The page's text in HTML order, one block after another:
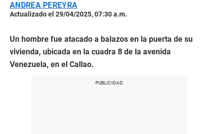
ANDREA PEREYRA
Actualizado el 29/04/2025, 07:30 a.m.
Un hombre fue atacado a balazos en la puerta de su
vivienda, ubicada en la cuadra 8 de la avenida
Venezuela, en el Callao.